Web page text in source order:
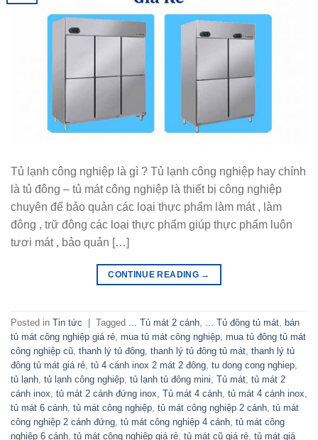
Tủ lạnh công nghiệp là gì ? Tủ lạnh công nghiệp hay chính
là tủ đông – tủ mát công nghiệp là thiết bị công nghiệp
chuyên để bảo quản các loại thực phẩm làm mát , làm
đông , trữ đông các loại thực phẩm giúp thực phẩm luôn
tươi mát , bảo quản […]
CONTINUE READING →
Posted in Tin tức Tagged ... Tủ mát 2 cánh, ... Tủ đông tủ mát, bán
tủ mát công nghiệp giá rẻ, mua tủ mát công nghiệp, mua tủ đông tủ mát
công nghiệp cũ, thanh lý tủ đông, thanh lý tủ đông tủ mát, thanh lý tủ
đông tủ mát giá rẻ, tủ 4 cánh inox 2 mát 2 đông, tu dong cong nghiep,
tủ lạnh, tủ lạnh công nghiệp, tủ lạnh tủ đông mini, Tủ mát, tủ mát 2
cánh inox, tủ mát 2 cánh đứng inox, Tủ mát 4 cánh, tủ mát 4 cánh inox,
tủ mát 6 cánh, tủ mát công nghiệp, tủ mát công nghiệp 2 cánh, tủ mát
công nghiệp 2 cánh đứng, tủ mát công nghiệp 4 cánh, tủ mát công
nghiệp 6 cánh, tủ mát công nghiệp giá rẻ, tủ mát cũ giá rẻ, tủ mát giá